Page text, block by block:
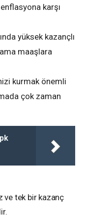
karşı
yüksek kazançlı
maaşlara
kurmak önemli
çok zaman
ve tek bir kazanç